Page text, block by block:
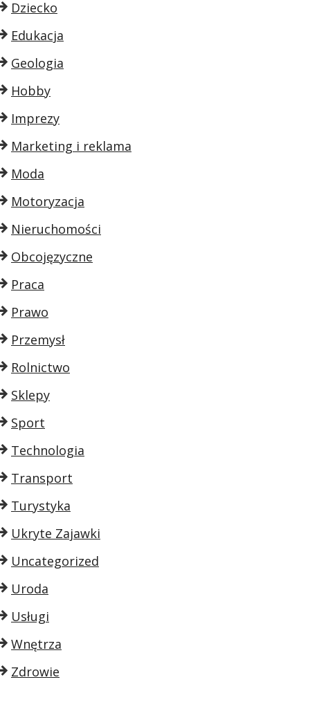
Dziecko
Edukacja
Geologia
Hobby
Imprezy
Marketing i reklama
Moda
Motoryzacja
Nieruchomości
Obcojęzyczne
Praca
Prawo
Przemysł
Rolnictwo
Sklepy
Sport
Technologia
Transport
Turystyka
Ukryte Zajawki
Uncategorized
Uroda
Usługi
Wnętrza
Zdrowie